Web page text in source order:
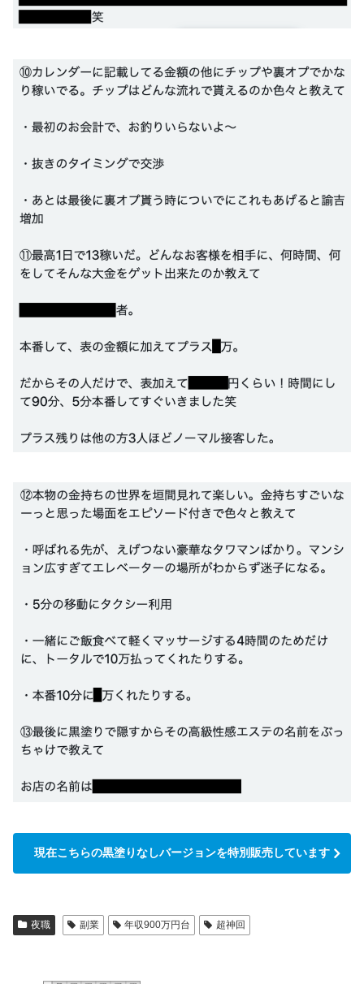
現在こちらの黒塗りなしバージョンを特別販売しています
夜職 副業 年収900万円台 超神回